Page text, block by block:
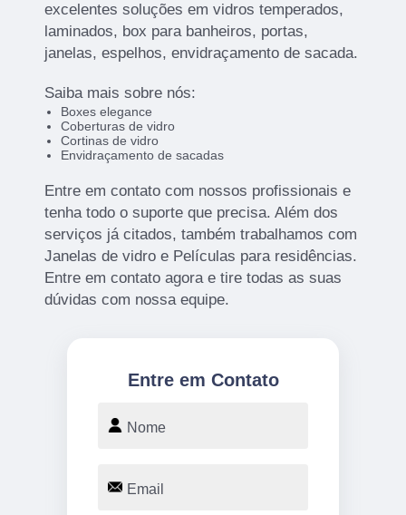
excelentes soluções em vidros temperados,
laminados, box para banheiros, portas,
janelas, espelhos, envidraçamento de sacada.
Saiba mais sobre nós:
Boxes elegance
Coberturas de vidro
Cortinas de vidro
Envidraçamento de sacadas
Entre em contato com nossos profissionais e
tenha todo o suporte que precisa. Além dos
serviços já citados, também trabalhamos com
Janelas de vidro e Películas para residências.
Entre em contato agora e tire todas as suas
dúvidas com nossa equipe.
Entre em Contato